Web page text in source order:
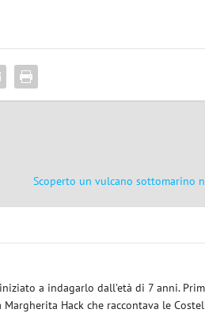
Scoperto un vulcano sottomarino
a indagarlo dall’età di 7 anni.
Hack che raccontava le